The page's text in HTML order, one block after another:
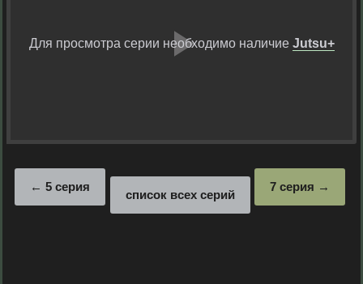
Для просмотра серии необходимо наличие Jutsu+
видео
7 серия
5 серия
список всех серий